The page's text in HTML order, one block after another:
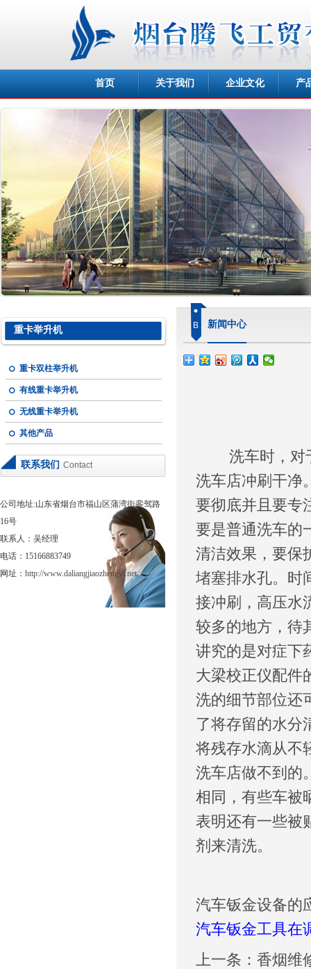
首页 关于我们 企业文化 产
重卡举升机
重卡双柱举升机
有线重卡举升机
无线重卡举升机
其他产品
联系我们 Contact
公司地址:山东省烟台市福山区蒲湾街銮驾路
16号
联系人：吴经理
电话：15166883749
网址： http://www.daliangjiaozhengyi.net
B 新闻中心
洗车时，对于
洗车店冲刷干净
要彻底并且要专
要是普通洗车
清洁效果，要保
堵塞排水孔。时
接冲刷，高压水
较多的地方，
讲究的是对症下
大梁校正仪配件
洗的细节部位还
了将存留的水分
将残存水滴从不
洗车店做不到
相同，有些车被
表明还有一些被
剂来清洗。
汽车钣金设备的
汽车钣金工具在
上一条： 香烟维